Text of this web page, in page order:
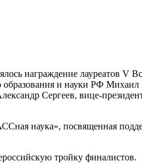
награждение лауреатов V
и науки РФ Михаил
Сергеев, вице-
наука», посвященная
тройку финалистов.